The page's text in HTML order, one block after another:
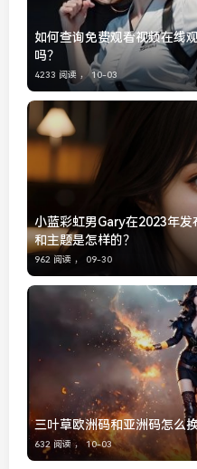
如何查询免费观看视频在线
吗？
4233 阅读 ， 10-03
小蓝彩虹男Gary在2023年
和主题是怎样的？
962 阅读 ， 09-30
三叶草欧洲码和亚洲码怎么
632 阅读 ， 10-03